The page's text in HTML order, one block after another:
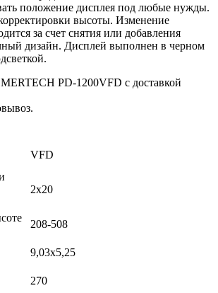
положение дисплея под любые нужды.
высоты. Изменение
за счет снятия или добавления
дизайн. Дисплей выполнен в черном
PD-1200VFD с доставкой
VFD
2х20
208-508
9,03х5,25
270